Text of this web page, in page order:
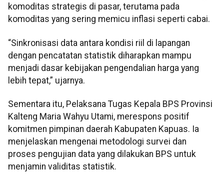
komoditas strategis di pasar, terutama pada
komoditas yang sering memicu inflasi seperti cabai.
“Sinkronisasi data antara kondisi riil di lapangan
dengan pencatatan statistik diharapkan mampu
menjadi dasar kebijakan pengendalian harga yang
lebih tepat,” ujarnya.
Sementara itu, Pelaksana Tugas Kepala BPS Provinsi
Kalteng Maria Wahyu Utami, merespons positif
komitmen pimpinan daerah Kabupaten Kapuas. Ia
menjelaskan mengenai metodologi survei dan
proses pengujian data yang dilakukan BPS untuk
menjamin validitas statistik.